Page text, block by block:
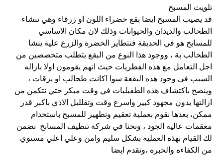
تلويث المسبح
قد يصيب المسبح ايضا بقع خضراء اللون او زرقاء وهي تنشاء
الطحالب والديدان والحيوانات وذلك لان مكان الاساسي
للمسابح هو في الحديقة فتتطاير الخضرة والزرع علية ينشا
الطحالب بة ، ووجود هذا النوع من البقع يتطلب متخصصين من
اجل التعامل مع هذه الفطريات حيث انهم يقومون اولا بازاله
السبب في وجود هذه البقعة سوا اكانت طحالب او يرقات ،
وينصح باكتشاف هذه الطفيليات في وقت مبكر حتي نتكمن من
ازالتها بدون مجهود كبير واسرع وقت وتقلليل الاذي باكبر قدر
ممكن، بعدها نقوم بعملية تعقيم وتطهير للمسبح باستخدام
معقمات عاليه الجود ، ونحنا في شركة تنظيف المسابح نضمن
لك القيام بهذه العمليه بشكل سليم وامن وعلي اعلي مستوي
من الكفاءه والخبره ،ونقدم ايضا